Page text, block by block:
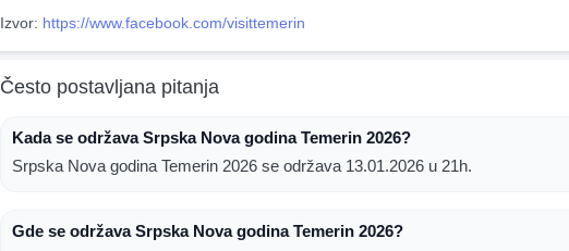
Izvor: https://www.facebook.com/visittemerin
Često postavljana pitanja
Kada se održava Srpska Nova godina Temerin 2026?
Srpska Nova godina Temerin 2026 se održava 13.01.2026 u 21h.
Gde se održava Srpska Nova godina Temerin 2026?